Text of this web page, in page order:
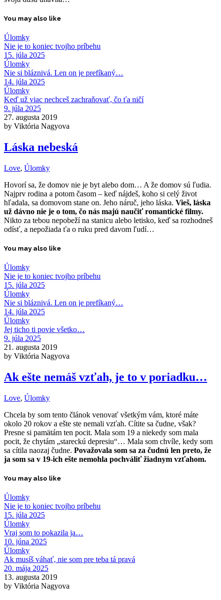
You may also like
Úlomky
Nie je to koniec tvojho príbehu
15. júla 2025
Úlomky
Nie si bláznivá. Len on je prefíkaný…
14. júla 2025
Úlomky
Keď už viac nechceš zachraňovať, čo ťa ničí
9. júla 2025
27. augusta 2019
by Viktória Nagyova
Láska nebeská
Love, Úlomky
Hovorí sa, že domov nie je byt alebo dom… A že domov sú ľudia.
Najprv rodina a potom časom – keď nájdeš, koho si celý život
hľadala, sa domovom stane on. Jeho náruč, jeho láska. Vieš, láska
už dávno nie je o tom, čo nás majú naučiť romantické filmy.
Nikto za tebou nepobeží na stanicu alebo letisko, keď sa rozhodneš
odísť, a nepožiada ťa o ruku pred davom ľudí…
You may also like
Úlomky
Nie je to koniec tvojho príbehu
15. júla 2025
Úlomky
Nie si bláznivá. Len on je prefíkaný…
14. júla 2025
Úlomky
Jej ticho ti povie všetko…
9. júla 2025
21. augusta 2019
by Viktória Nagyova
Ak ešte nemáš vzťah, je to v poriadku…
Love, Úlomky
Chcela by som tento článok venovať všetkým vám, ktoré máte
okolo 20 rokov a ešte ste nemali vzťah. Cítite sa čudne, však?
Presne si pamätám ten pocit. Mala som 19 a niekedy som mala
pocit, že chytám „stareckú depresiu“… Mala som chvíle, kedy som
sa cítila naozaj čudne. Považovala som sa za čudnú len preto, že
ja som sa v 19-ich ešte nemohla pochváliť žiadnym vzťahom.
You may also like
Úlomky
Nie je to koniec tvojho príbehu
15. júla 2025
Úlomky
Vraj som to pokazila ja…
10. júna 2025
Úlomky
Ak musíš váhať, nie som pre teba tá pravá
20. mája 2025
13. augusta 2019
by Viktória Nagyova